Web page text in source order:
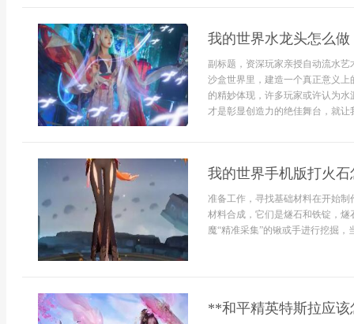
我的世界水龙头怎么
副标题，资深玩家亲授自动流水
沙盒世界里，建造一个真正意义
的精妙体现，许多玩家或许认为
才是彰显创造力的绝佳舞台，就
我的世界手机版打火
准备工作，寻找基础材料在开始
材料合成，它们是燧石和铁锭，
魔“精准采集”的锹或手进行挖掘
**和平精英特斯拉应